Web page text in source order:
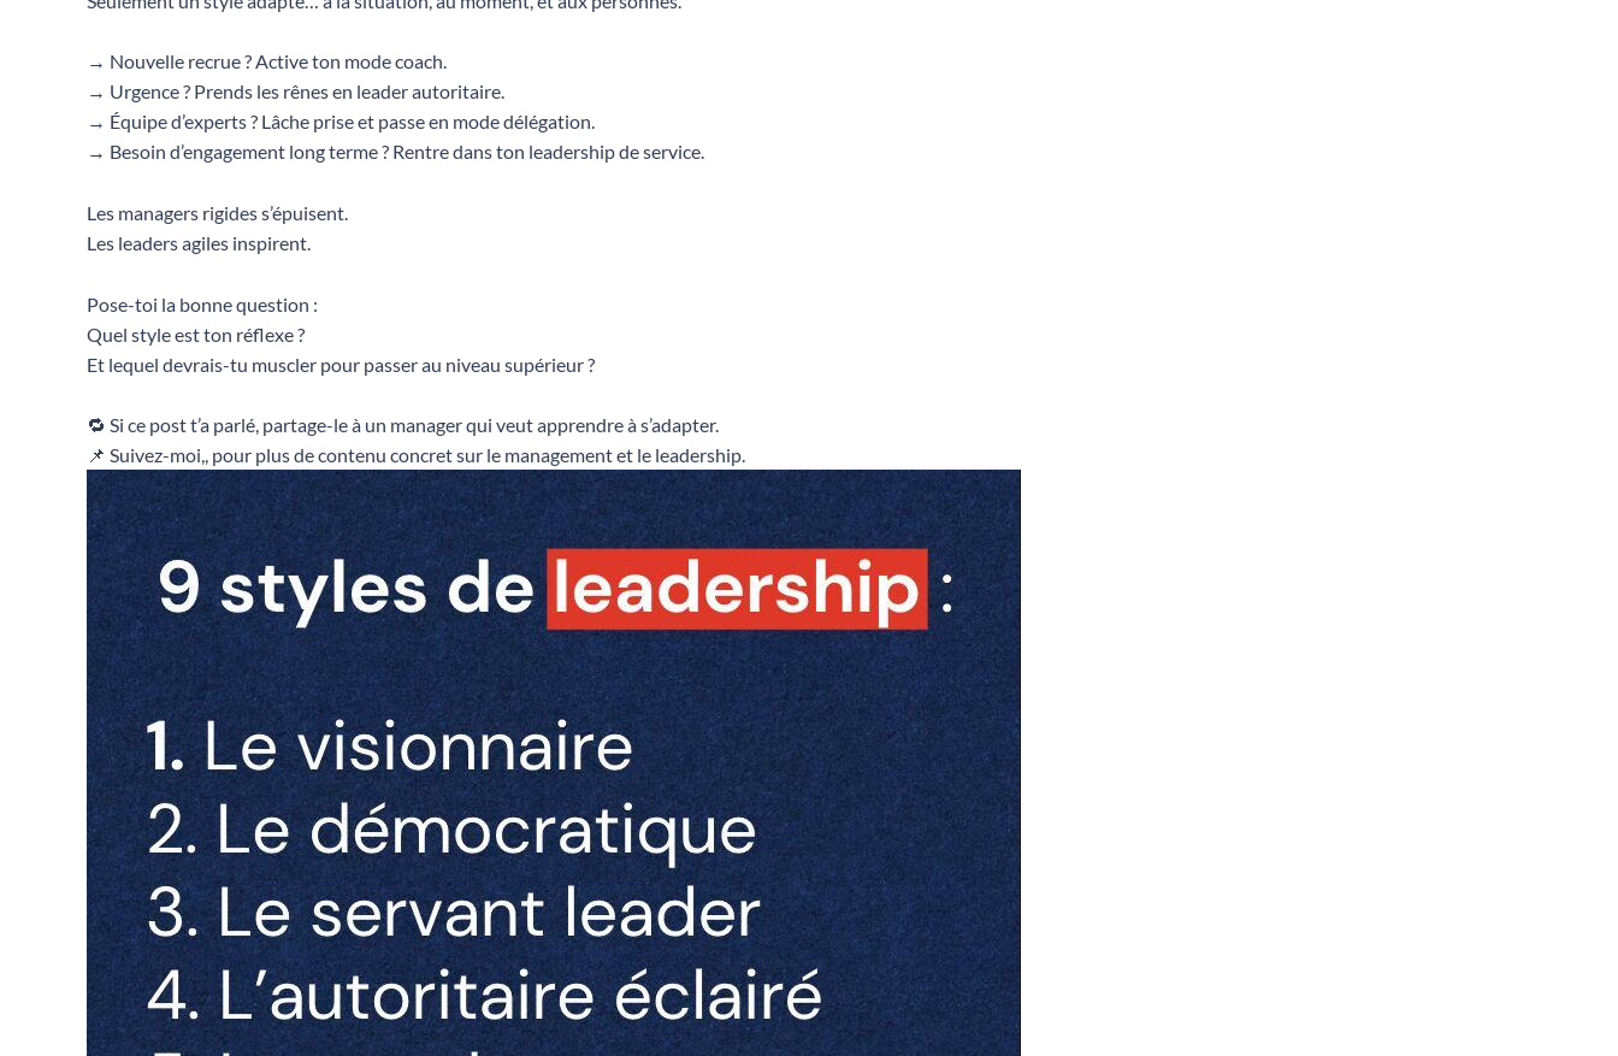
→ Nouvelle recrue ? Active ton mode coach.
→ Urgence ? Prends les rênes en leader autoritaire.
→ Équipe d’experts ? Lâche prise et passe en mode délégation.
→ Besoin d’engagement long terme ? Rentre dans ton leadership de service.
Les managers rigides s’épuisent.
Les leaders agiles inspirent.
Pose-toi la bonne question :
Quel style est ton réflexe ?
Et lequel devrais-tu muscler pour passer au niveau supérieur ?
🔁 Si ce post t’a parlé, partage-le à un manager qui veut apprendre à s’adapter.
📌 Suivez-moi,, pour plus de contenu concret sur le management et le leadership.